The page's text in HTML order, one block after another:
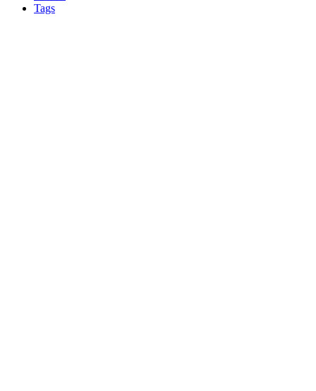
Tags